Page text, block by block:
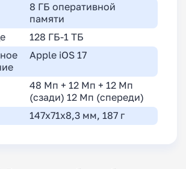
8 ГБ оперативной
памяти
128 ГБ-1 ТБ
Apple iOS 17
48 Мп + 12 Мп + 12 Мп
(сзади) 12 Мп (спереди)
147x71x8,3 мм, 187 г